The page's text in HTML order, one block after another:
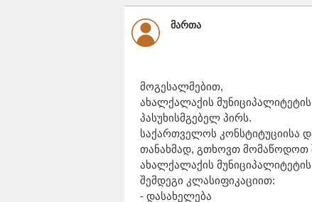
მართა
მოგესალმებით,
ახალქალაქის
პასუხისმგებელ პირს.
საქართველოს კონსტიტუციისა
თანახმად, გთხოვთ მომაწოდოთ
ახალქალაქის მუნიციპალიტეტის
შემდეგი კლასიფიკაციით:
- დასახელება